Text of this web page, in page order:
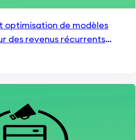
optimisation de modèles
des revenus récurrents